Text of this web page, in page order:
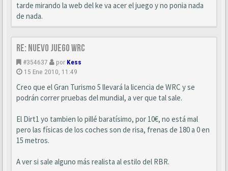
tarde mirando la web del ke va acer el juego y no ponia nada
de nada.
Re: Nuevo juego WRC
#354637 por Kess
15 Ene 2010, 11:49
Creo que el Gran Turismo 5 llevará la licencia de WRC y se
podrán correr pruebas del mundial, a ver que tal sale.
El Dirt1 yo tambien lo pillé baratísimo, por 10€, no está mal
pero las físicas de los coches son de risa, frenas de 180 a 0 en
15 metros.
A ver si sale alguno más realista al estilo del RBR.